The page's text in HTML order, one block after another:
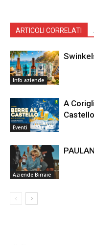
ARTICOLI CORRELATI
Info aziende
Eventi
A
Castello
Aziende Birraie